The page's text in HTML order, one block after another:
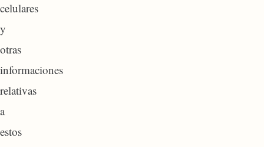
celulares
y
otras
informaciones
relativas
a
estos